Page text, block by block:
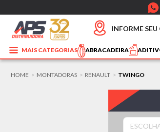
INFORME SEU
MAIS CATEGORIAS ABRACADEIRA
HOME > MONTADORAS > RENAULT > TWINGO